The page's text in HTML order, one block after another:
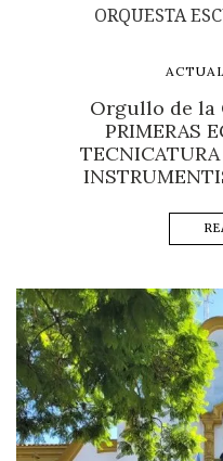
Orgullo de la
PRIMERAS